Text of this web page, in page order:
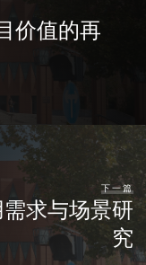
价值的再
下一篇
求与场景研
究